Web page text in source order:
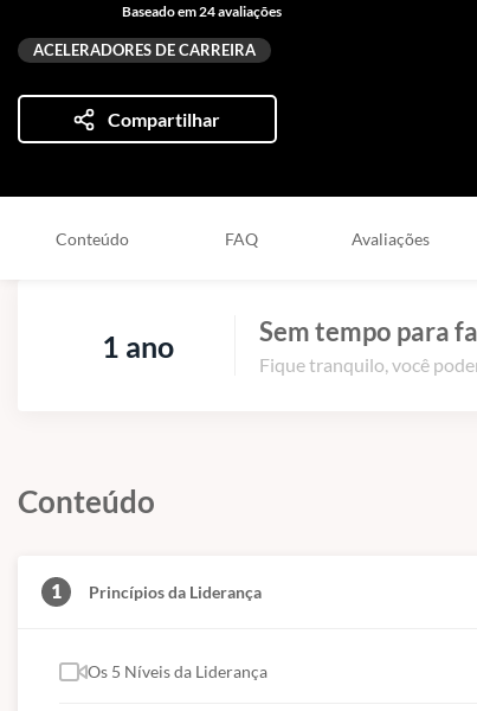
Baseado em 24 avaliações
ACELERADORES DE CARREIRA
Compartilhar
Conteúdo FAQ Avaliações
1 ano Sem tempo para
Fique tranquilo, você
Conteúdo
1 Princípios da Liderança
Os 5 Níveis da Liderança